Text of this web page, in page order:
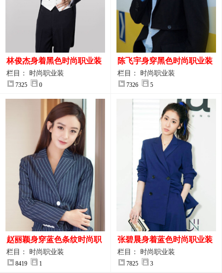
林俊杰身着黑色时尚职业装
制服图片
栏目： 时尚职业装
7325 0
陈飞宇身穿黑色时尚职业装
图片
栏目： 时尚职业装
7326 5
赵丽颖身穿蓝色条纹时尚职
业装图片
栏目： 时尚职业装
8419 1
张碧晨身着蓝色时尚职业装
服装图片
栏目： 时尚职业装
7825 3